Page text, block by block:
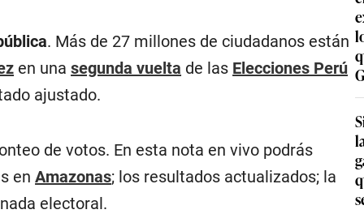
. Más de 27 millones de ciudadanos están
en unasegunda vuelta de las Elecciones Perú
ajustado.
de votos. En esta nota en vivo podrás
enAmazonas; los resultados actualizados; la
electoral.